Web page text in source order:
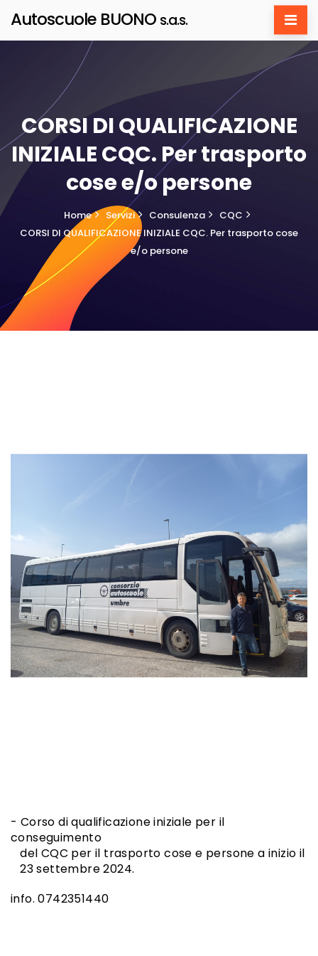
Autoscuole BUONO s.a.s.
CORSI DI QUALIFICAZIONE
INIZIALE CQC. Per trasporto
cose e/o persone
Home Servizi Consulenza
CQC
CORSI DI QUALIFICAZIONE INIZIALE CQC. Per trasporto cose
e/o persone
- Corso di qualificazione iniziale per il
conseguimento
del CQC per il trasporto cose e persone a inizio il
23 settembre 2024.
info. 0742351440